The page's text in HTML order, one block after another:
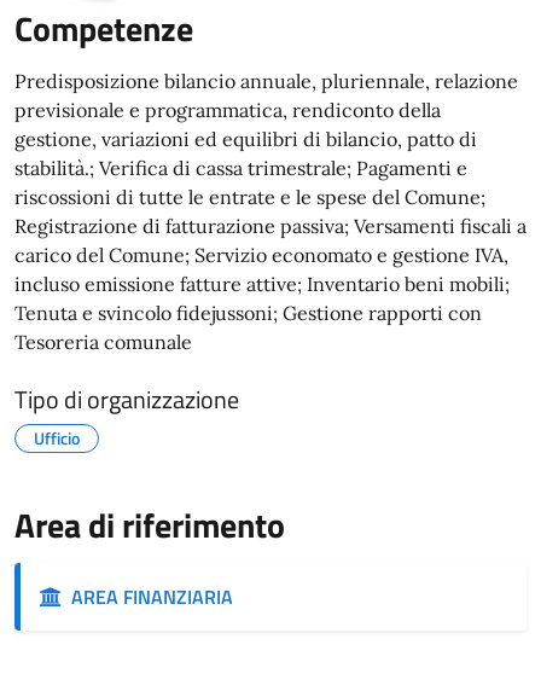
Competenze
Predisposizione bilancio annuale, pluriennale, relazione
previsionale e programmatica, rendiconto della
gestione, variazioni ed equilibri di bilancio, patto di
stabilità.; Verifica di cassa trimestrale; Pagamenti e
riscossioni di tutte le entrate e le spese del Comune;
Registrazione di fatturazione passiva; Versamenti fiscali a
carico del Comune; Servizio economato e gestione IVA,
incluso emissione fatture attive; Inventario beni mobili;
Tenuta e svincolo fidejussoni; Gestione rapporti con
Tesoreria comunale
Tipo di organizzazione
Ufficio
Area di riferimento
AREA FINANZIARIA